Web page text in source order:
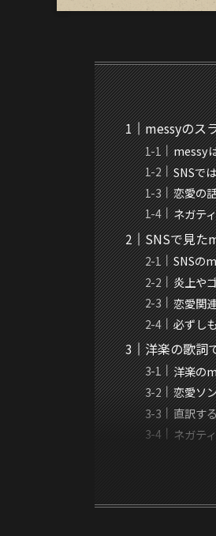
messyのス
messy
SNSで
恋愛の
ネガテ
SNSで見た
SNSの
炎上や
恋愛関
必ずし
洋楽の歌詞
洋楽の
恋愛ソ
直訳す
ネガテ